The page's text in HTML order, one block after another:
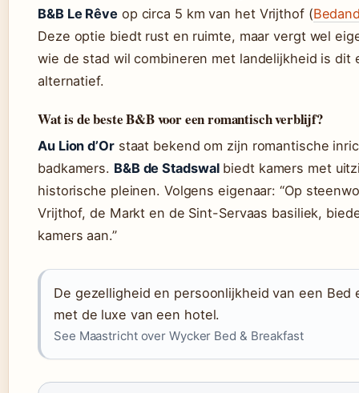
B&B Le Rêveop circa 5 km van het Vrijthof (
Deze optie biedt rust en ruimte, maar vergt wel
wie de stad wil combineren met landelijkheid is dit
alternatief.
Wat is de beste B&B voor een romantisch verblijf?
Au Lion d’Orstaat bekend om zijn romantische
badkamers. B&B de Stadswalbiedt kamers met
historische pleinen. Volgens eigenaar: “Op
Vrijthof, de Markt en de Sint-Servaas basiliek,
kamers aan.”
De gezelligheid en persoonlijkheid van een Bed
met de luxe van een hotel.
See Maastricht over Wycker Bed & Breakfast